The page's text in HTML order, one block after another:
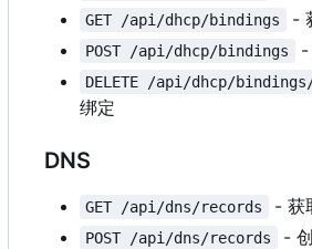
GET /api/dhcp/bindings -
POST /api/dhcp/bindings -
DELETE /api/dhcp/
绑定
DNS
GET /api/dns/records - 获
POST /api/dns/records -